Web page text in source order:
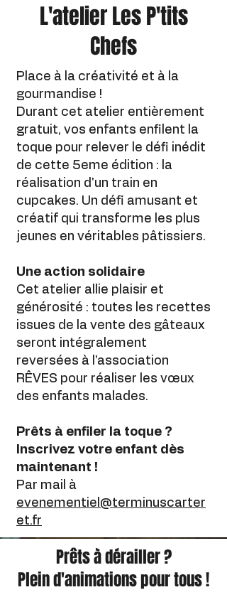
L'atelier Les P'tits
Chefs
Place à la créativité et à la
gourmandise !
Durant cet atelier entièrement
gratuit, vos enfants enfilent la
toque pour relever le défi inédit
de cette 5eme édition : la
réalisation d'un train en
cupcakes. Un défi amusant et
créatif qui transforme les plus
jeunes en véritables pâtissiers.
Une action solidaire
Cet atelier allie plaisir et
générosité : toutes les recettes
issues de la vente des gâteaux
seront intégralement
reversées à l'association
RÊVES pour réaliser les vœux
des enfants malades. ​
Prêts à enfiler la toque ?
Inscrivez votre enfant dès
maintenant !
Par mail à
evenementiel@terminuscarter
et.fr
Prêts à dérailler ?
Plein d'animations pour tous !